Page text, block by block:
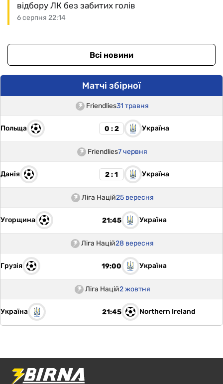
6 серпня 22:14
відбору ЛК без забитих голів
Всі новини
Матчі збірної
Friendlies31 травня
Польща 0 : 2 Україна
Friendlies7 червня
Данія 2 : 1 Україна
Ліга Націй25 вересня
Угорщина 21:45 Україна
Ліга Націй28 вересня
Грузія 19:00 Україна
Ліга Націй2 жовтня
Україна 21:45 Northern Ireland